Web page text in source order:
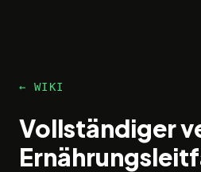
← WIKI
Vollständiger